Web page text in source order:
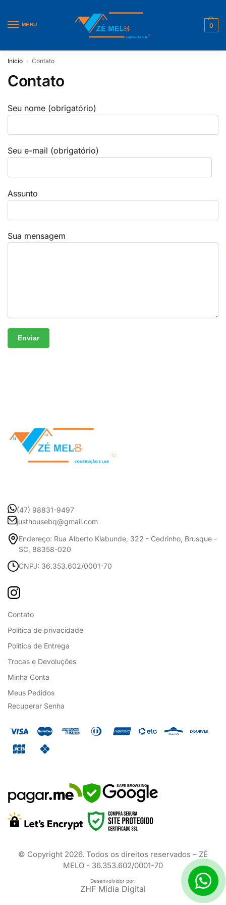
MENU 0
Início / Contato
Contato
Seu nome (obrigatório)
Seu e-mail (obrigatório)
Assunto
Sua mensagem
(47) 98831-9497
justhousebq@gmail.com
Endereço: Rua Alberto Klabunde, 322 - Cedrinho, Brusque -
SC, 88358-020
CNPJ: 36.353.602/0001-70
Contato
Política de privacidade
Política de Entrega
Trocas e Devoluções
Minha Conta
Meus Pedidos
Recuperar Senha
SAFE BROWSING
© Copyright 2026. Todos os direitos reservados – ZÉ
MELO - 36.353.602/0001-70
Desenvolvidor por:
ZHF Mídia Digital